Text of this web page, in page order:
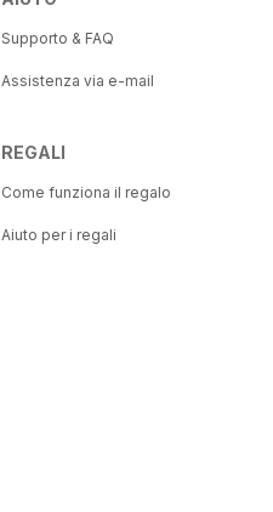
Supporto & FAQ
Assistenza via e-mail
REGALI
Come funziona il regalo
Aiuto per i regali